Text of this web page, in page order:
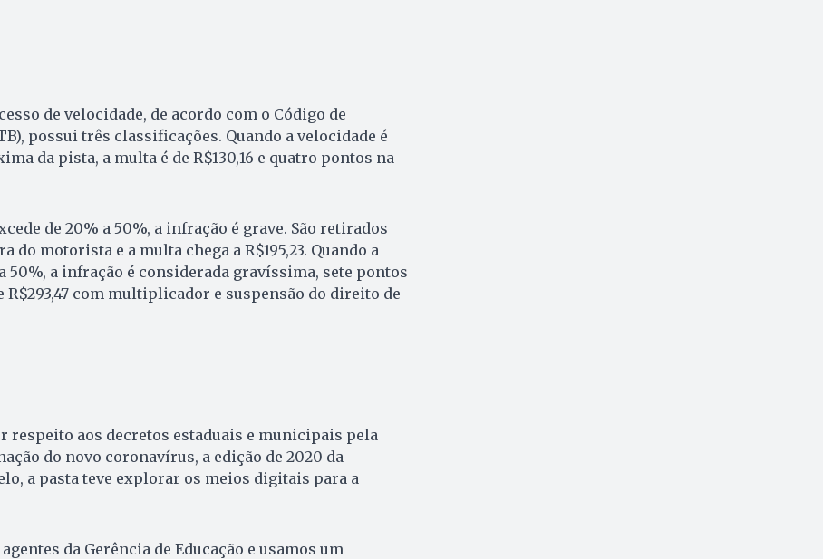
de velocidade, de acordo com o Código de
possui três classificações. Quando a velocidade é
da pista, a multa é de R$130,16 e quatro pontos na
de 20% a 50%, a infração é grave. São retirados
do motorista e a multa chega a R$195,23. Quando a
50%, a infração é considerada gravíssima, sete pontos
R$293,47 com multiplicador e suspensão do direito de
respeito aos decretos estaduais e municipais pela
do novo coronavírus, a edição de 2020 da
a pasta teve explorar os meios digitais para a
da Gerência de Educação e usamos um